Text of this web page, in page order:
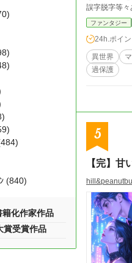
誤字脱字等々
ファンタジー
24h.ポイン
異世界
過保護
5
【完】甘
(840)
籍化作家作品
賞受賞作品